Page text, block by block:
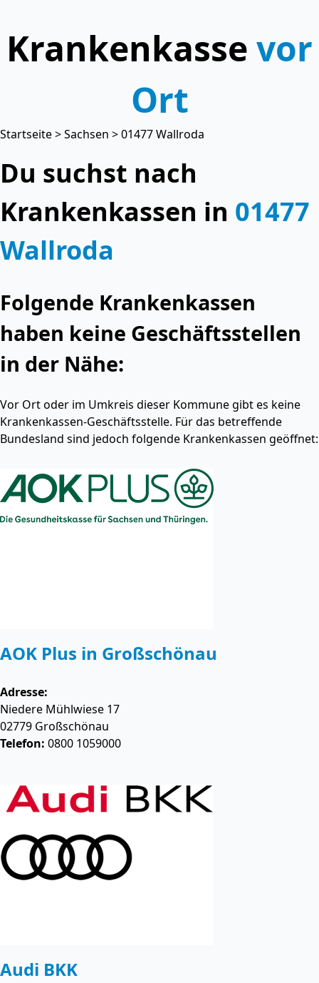
Krankenkasse vor
Ort
Startseite>Sachsen > 01477 Wallroda
Du suchst nach
Krankenkassen in 01477
Wallroda
Folgende Krankenkassen
haben keine Geschäftsstellen
in der Nähe:
Vor Ort oder im Umkreis dieser Kommune gibt es keine
Krankenkassen-Geschäftsstelle. Für das betreffende
Bundesland sind jedoch folgende Krankenkassen geöffnet:
AOK Plus in Großschönau
Adresse:
Niedere Mühlwiese 17
02779 Großschönau
Telefon: 0800 1059000
Audi BKK